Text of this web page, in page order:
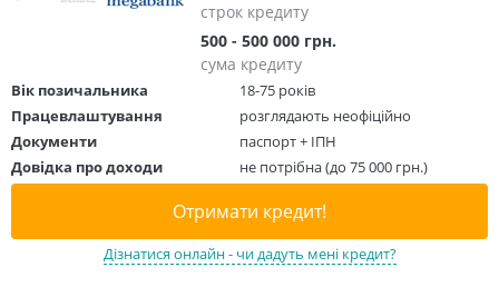
строк кредиту
500 - 500 000 грн.
сума кредиту
Вік позичальника
18-75 років
Працевлаштування
розглядають неофіційно
Документи
паспорт + ІПН
Довідка про доходи
не потрібна (до 75 000 грн.)
Отримати кредит!
Дізнатися онлайн - чи дадуть мені кредит?